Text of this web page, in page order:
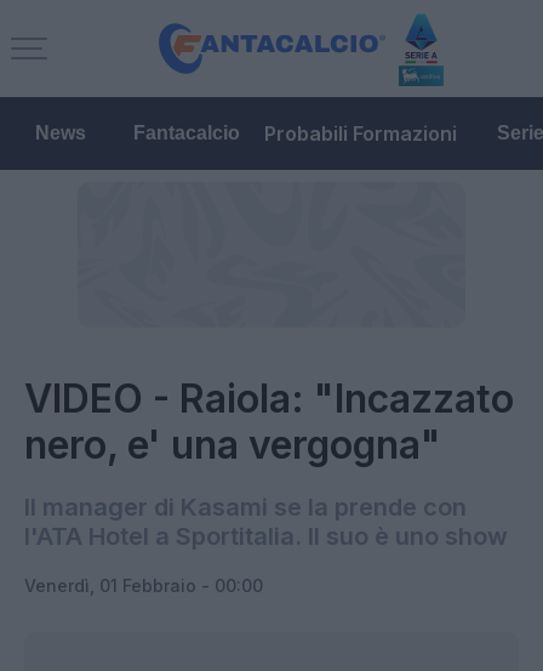
News Fantacalcio Probabili Formazioni
VIDEO - Raiola: "Incazzato
nero, e' una vergogna"
Il manager di Kasami se la prende con
l'ATA Hotel a Sportitalia. Il suo è uno show
Venerdì, 01 Febbraio - 00:00